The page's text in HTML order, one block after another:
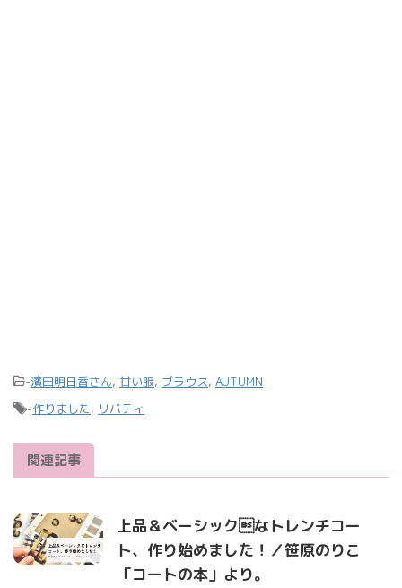
-濱田明日香さん, 甘い服, ブラウス, AUTUMN
-作りました, リバティ
関連記事
上品＆ベーシックなトレンチコー
ト、作り始めました！／笹原のりこ
「コートの本」より。